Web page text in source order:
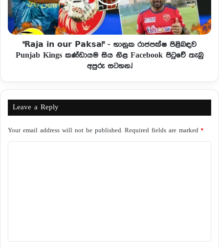
"𝗥𝗮𝗷𝗮 𝗶𝗻 𝗼𝘂𝗿 𝗣𝗮𝗸𝘀𝗮!" - භානුක රාජපක්ෂ පිළිබඳව
Punjab Kings කණ්ඩායම සිය නිළ Facebook පිටුවේ තැබු
අපුරු සටහන.!
Leave a Reply
Your email address will not be published. Required fields are marked *